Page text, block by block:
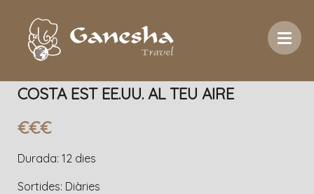
Inici / Temàtica / Costa Est EE.UU. al teu aire
COSTA EST EE.UU. AL TEU AIRE
€€€
Durada: 12 dies
Sortides: Diàries